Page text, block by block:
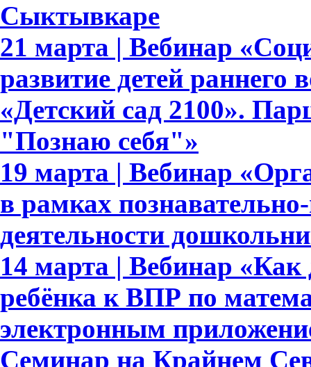
Сыктывкаре
21 марта | Вебинар
развитие детей раннего
«Детский сад 2100».
"Познаю себя"»
19 марта | Вебинар
в рамках
деятельности
14 марта | Вебинар «Как
ребёнка к ВПР по
электронным
Семинар на Крайнем